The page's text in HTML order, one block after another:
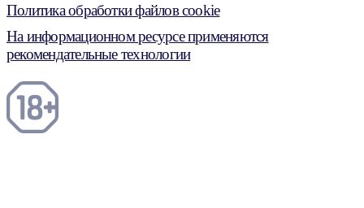
Политика обработки файлов cookie
На информационном ресурсе применяются
рекомендательные технологии